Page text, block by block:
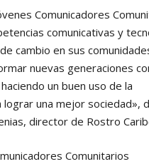
Comunicadores
comunicativas y
cambio en sus
nuevas generaciones
un buen uso de la
lograr una mejor sociedad»,
director de Rostro